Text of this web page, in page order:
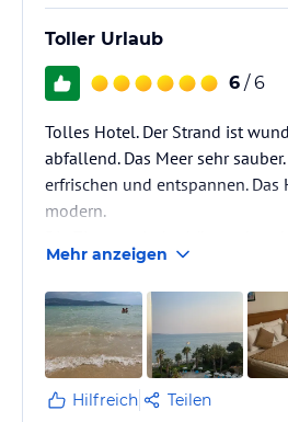
Toller Urlaub
6 / 6
Tolles Hotel. Der Strand ist
abfallend. Das Meer sehr
erfrischen und entspannen. Das
modern.
auch das Hotel sehr sauber. Das
und immer genügend
Geschmack etwas dabei. Auch
und man kann richtig Spaß
wir das Animations Team. Super
bei allen immer gute Laune. Es
Mehr anzeigen
Hilfreich Teilen